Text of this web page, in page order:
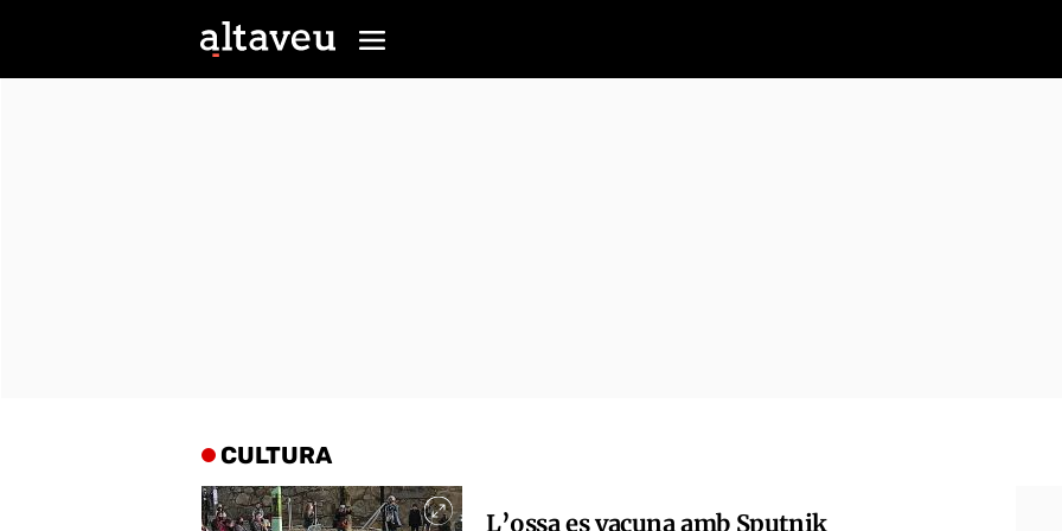
CULTURA
L’ossa es vacuna amb Sputnik